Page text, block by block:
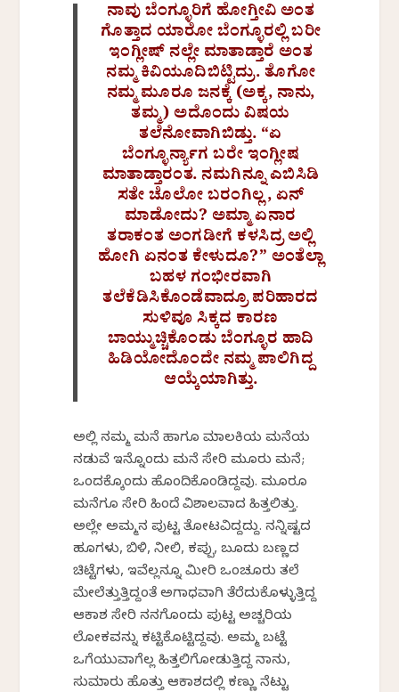
ನಾವು ಬೆಂಗ್ಳೂರಿಗೆ ಹೋಗ್ತೀವಿ ಅಂತ
ಗೊತ್ತಾದ ಯಾರೋ ಬೆಂಗ್ಳೂರಲ್ಲಿ ಬರೀ
ಇಂಗ್ಲೀಷ್ ನಲ್ಲೇ ಮಾತಾಡ್ತಾರೆ ಅಂತ
ನಮ್ಮ ಕಿವಿಯೂದಿಬಿಟ್ಟಿದ್ರು. ತೊಗೋ
ನಮ್ಮ ಮೂರೂ ಜನಕ್ಕೆ (ಅಕ್ಕ, ನಾನು,
ತಮ್ಮ) ಅದೊಂದು ವಿಷಯ
ತಲೆನೋವಾಗಿಬಿಡ್ತು. “ಏ
ಬೆಂಗ್ಳೂರ್ನ್ಯಾಗ ಬರೇ ಇಂಗ್ಲೀಷ
ಮಾತಾಡ್ತಾರಂತ. ನಮಗಿನ್ನೂ ಎಬಿಸಿಡಿ
ಸತೇ ಚೊಲೋ ಬರಂಗಿಲ್ಲ, ಏನ್
ಮಾಡೋದು? ಅಮ್ಮಾ ಏನಾರ
ತರಾಕಂತ ಅಂಗಡೀಗೆ ಕಳಸಿದ್ರ ಅಲ್ಲಿ
ಹೋಗಿ ಏನಂತ ಕೇಳುದೂ?” ಅಂತೆಲ್ಲಾ
ಬಹಳ ಗಂಭೀರವಾಗಿ
ತಲೆಕೆಡಿಸಿಕೊಂಡೆವಾದ್ರೂ ಪರಿಹಾರದ
ಸುಳಿವೂ ಸಿಕ್ಕದ ಕಾರಣ
ಬಾಯ್ಮುಚ್ಚಿಕೊಂಡು ಬೆಂಗ್ಳೂರ ಹಾದಿ
ಹಿಡಿಯೋದೊಂದೇ ನಮ್ಮ ಪಾಲಿಗಿದ್ದ
ಆಯ್ಕೆಯಾಗಿತ್ತು.
ಅಲ್ಲಿ ನಮ್ಮ ಮನೆ ಹಾಗೂ ಮಾಲಕಿಯ ಮನೆಯ
ನಡುವೆ ಇನ್ನೊಂದು ಮನೆ ಸೇರಿ ಮೂರು ಮನೆ;
ಒಂದಕ್ಕೊಂದು ಹೊಂದಿಕೊಂಡಿದ್ದವು. ಮೂರೂ
ಮನೆಗೂ ಸೇರಿ ಹಿಂದೆ ವಿಶಾಲವಾದ ಹಿತ್ತಲಿತ್ತು.
ಅಲ್ಲೇ ಅಮ್ಮನ ಪುಟ್ಟ ತೋಟವಿದ್ದದ್ದು. ನನ್ನಿಷ್ಟದ
ಹೂಗಳು, ಬಿಳಿ, ನೀಲಿ, ಕಪ್ಪು, ಬೂದು ಬಣ್ಣದ
ಚಿಟ್ಟೆಗಳು, ಇವೆಲ್ಲನ್ನೂ ಮೀರಿ ಒಂಚೂರು ತಲೆ
ಮೇಲೆತ್ತುತ್ತಿದ್ದಂತೆ ಅಗಾಧವಾಗಿ ತೆರೆದುಕೊಳ್ಳುತ್ತಿದ್ದ
ಆಕಾಶ ಸೇರಿ ನನಗೊಂದು ಪುಟ್ಟ ಅಚ್ಚರಿಯ
ಲೋಕವನ್ನು ಕಟ್ಟಿಕೊಟ್ಟಿದ್ದವು. ಅಮ್ಮ ಬಟ್ಟೆ
ಒಗೆಯುವಾಗೆಲ್ಲ ಹಿತ್ತಲಿಗೋಡುತ್ತಿದ್ದ ನಾನು,
ಸುಮಾರು ಹೊತ್ತು ಆಕಾಶದಲ್ಲಿ ಕಣ್ಣು ನೆಟ್ಟು